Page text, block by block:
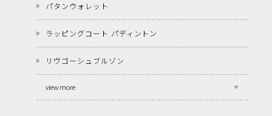
パタンウォレット
ラッピングコート パディントン
リヴゴーシュブルゾン
view more